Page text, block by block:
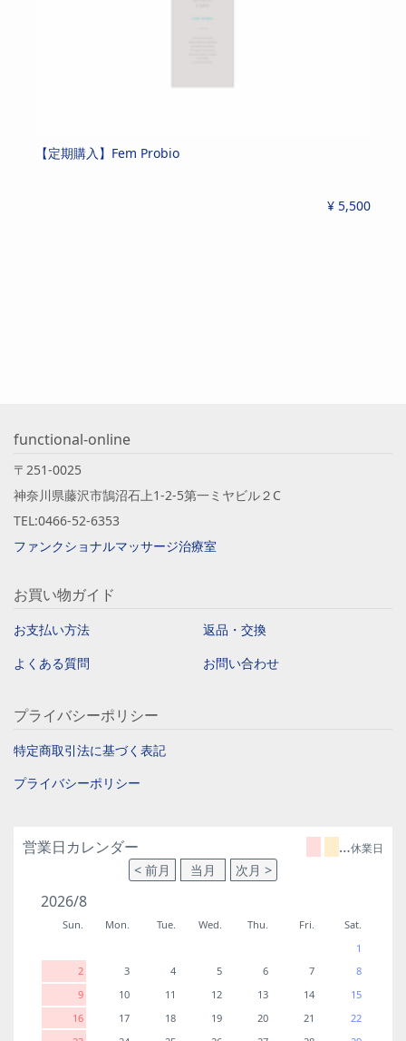
【定期購入】Fem Probio
¥ 5,500
functional-online
〒251-0025
神奈川県藤沢市鵠沼石上1-2-5第一ミヤビル２C
TEL:0466-52-6353
ファンクショナルマッサージ治療室
お買い物ガイド
お支払い方法
返品・交換
よくある質問
お問い合わせ
プライバシーポリシー
特定商取引法に基づく表記
プライバシーポリシー
営業日カレンダー …休業日
2026/8
Sun. Mon. Tue. Wed. Thu. Fri.
Sat.
1
2
3 4 5 6 7
8
9
10 11 12 13 14
15
16
17 18 19 20 21
22